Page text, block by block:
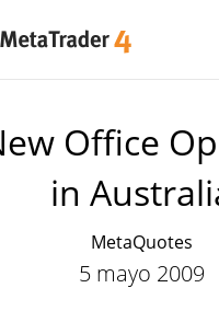
Office
in
MetaQuotes
5 mayo 2009